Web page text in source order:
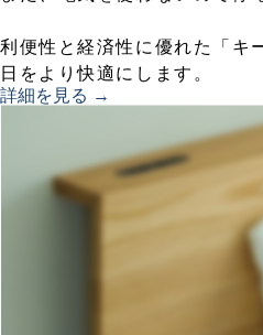
利便性と経済性に優れた「キ
日をより快適にします。
詳細を見る →